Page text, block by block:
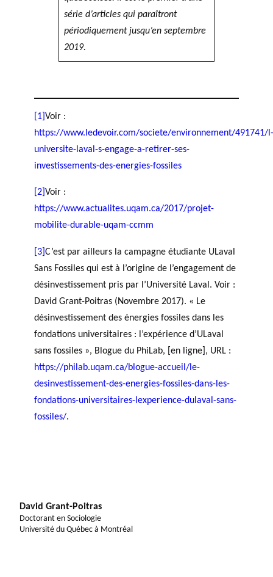
série d’articles qui paraîtront
périodiquement jusqu’en septembre
2019.
[1] Voir :
https://www.ledevoir.com/societe/environnement/491741/l-
universite-laval-s-engage-a-retirer-ses-
investissements-des-energies-fossiles
[2] Voir :
https://www.actualites.uqam.ca/2017/projet-
mobilite-durable-uqam-ccmm
[3] C’est par ailleurs la campagne étudiante ULaval
Sans Fossiles qui est à l’origine de l’engagement de
désinvestissement pris par l’Université Laval. Voir :
David Grant-Poitras (Novembre 2017). « Le
désinvestissement des énergies fossiles dans les
fondations universitaires : l’expérience d’ULaval
sans fossiles », Blogue du PhiLab, [en ligne], URL :
https://philab.uqam.ca/blogue-accueil/le-
desinvestissement-des-energies-fossiles-dans-les-
fondations-universitaires-lexperience-dulaval-sans-
fossiles/.
David Grant-Poitras
Doctorant en Sociologie
Université du Québec à Montréal